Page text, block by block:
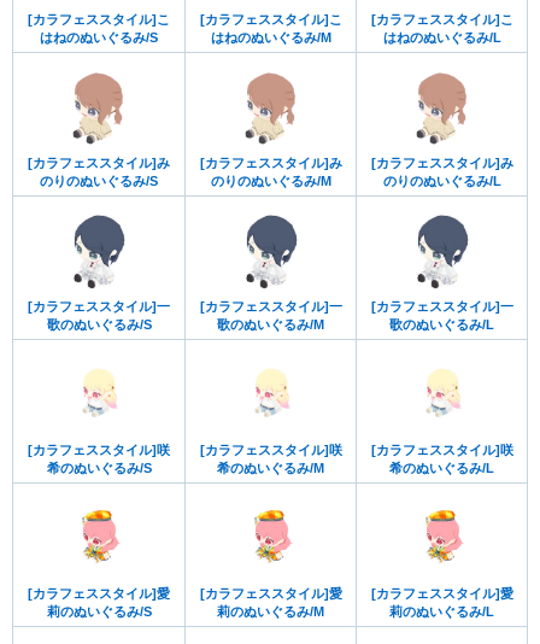
[カラフェススタイル]こ
はねのぬいぐるみ/S
[カラフェススタイル]こ
はねのぬいぐるみ/M
[カラフェススタイル]こ
はねのぬいぐるみ/L
[カラフェススタイル]み
のりのぬいぐるみ/S
[カラフェススタイル]み
のりのぬいぐるみ/M
[カラフェススタイル]み
のりのぬいぐるみ/L
[カラフェススタイル]一
歌のぬいぐるみ/S
[カラフェススタイル]一
歌のぬいぐるみ/M
[カラフェススタイル]一
歌のぬいぐるみ/L
[カラフェススタイル]咲
希のぬいぐるみ/S
[カラフェススタイル]咲
希のぬいぐるみ/M
[カラフェススタイル]咲
希のぬいぐるみ/L
[カラフェススタイル]愛
莉のぬいぐるみ/S
[カラフェススタイル]愛
莉のぬいぐるみ/M
[カラフェススタイル]愛
莉のぬいぐるみ/L